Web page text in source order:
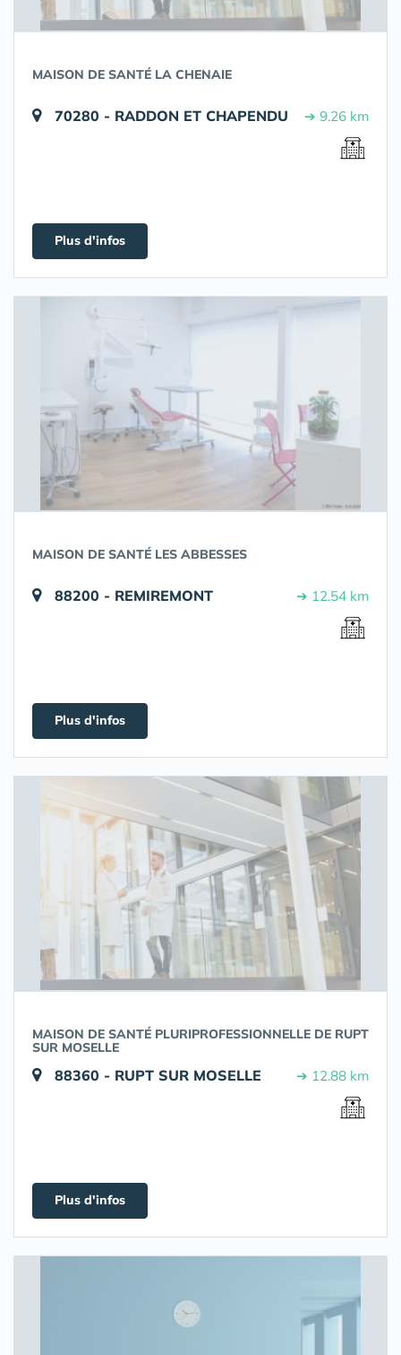
MAISON DE SANTÉ LA CHENAIE
70280 - RADDON ET CHAPENDU ➔ 9.26 km
Plus d'infos
MAISON DE SANTÉ LES ABBESSES
88200 - REMIREMONT ➔ 12.54 km
Plus d'infos
MAISON DE SANTÉ PLURIPROFESSIONNELLE DE RUPT
SUR MOSELLE
88360 - RUPT SUR MOSELLE ➔ 12.88 km
Plus d'infos